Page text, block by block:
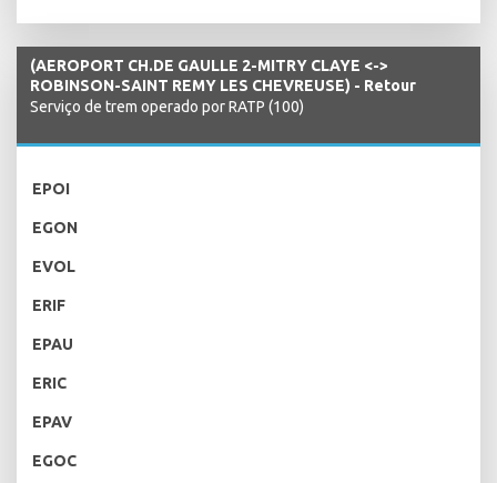
(AEROPORT CH.DE GAULLE 2-MITRY CLAYE <->
ROBINSON-SAINT REMY LES CHEVREUSE) - Retour
Serviço de trem operado por RATP (100)
EPOI
EGON
EVOL
ERIF
EPAU
ERIC
EPAV
EGOC